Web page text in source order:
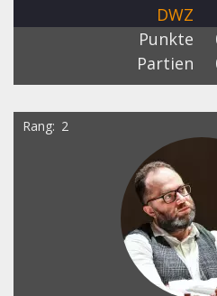
DWZ
Punkte
Partien
Rang 2